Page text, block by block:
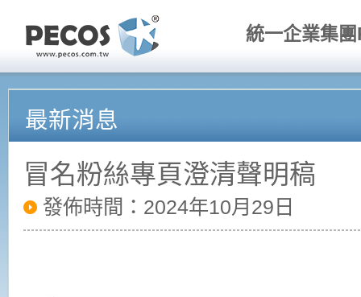
統一企業集
最新消息
冒名粉絲專頁澄清聲明稿
發佈時間：2024年10月29日